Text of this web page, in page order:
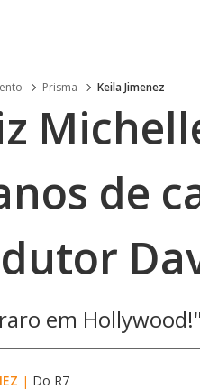
Prisma Keila Jimenez
de
em
| Do R7